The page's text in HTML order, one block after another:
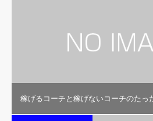
稼げるコーチと稼げないコーチのたっ